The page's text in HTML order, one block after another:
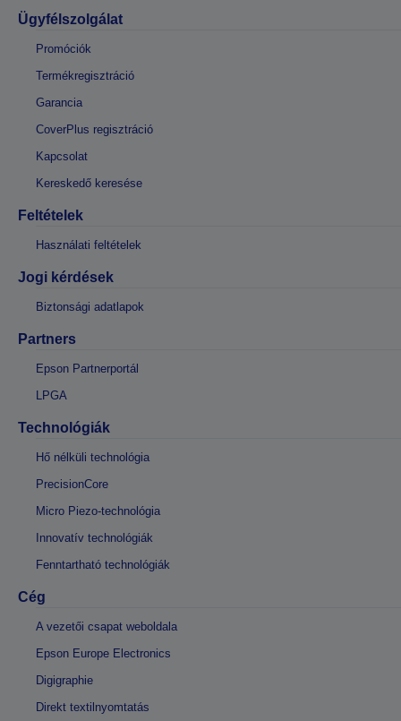
Ügyfélszolgálat
Promóciók
Termékregisztráció
Garancia
CoverPlus regisztráció
Kapcsolat
Kereskedő keresése
Feltételek
Használati feltételek
Jogi kérdések
Biztonsági adatlapok
Partners
Epson Partnerportál
LPGA
Technológiák
Hő nélküli technológia
PrecisionCore
Micro Piezo-technológia
Innovatív technológiák
Fenntartható technológiák
Cég
A vezetői csapat weboldala
Epson Europe Electronics
Digigraphie
Direkt textilnyomtatás